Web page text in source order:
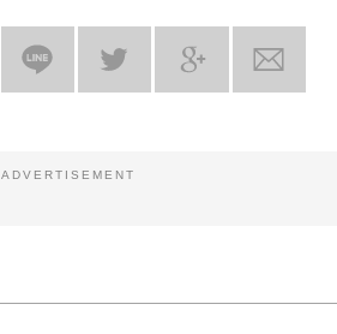
ADVERTISEMENT